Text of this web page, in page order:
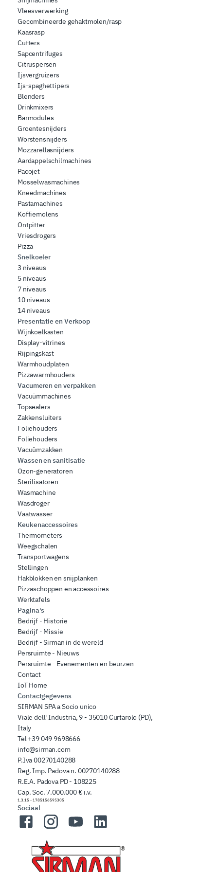
Vleesverwerking
Gecombineerde gehaktmolen/rasp
Kaasrasp
Cutters
Sapcentrifuges
Citruspersen
Ijsvergruizers
Ijs-spaghettipers
Blenders
Drinkmixers
Barmodules
Groentesnijders
Worstensnijders
Mozzarellasnijders
Aardappelschilmachines
Pacojet
Mosselwasmachines
Kneedmachines
Pastamachines
Koffiemolens
Ontpitter
Vriesdrogers
Pizza
Snelkoeler
3 niveaus
5 niveaus
7 niveaus
10 niveaus
14 niveaus
Presentatie en Verkoop
Wijnkoelkasten
Display-vitrines
Rijpingskast
Warmhoudplaten
Pizzawarmhouders
Vacumeren en verpakken
Vacuümmachines
Topsealers
Zakkensluiters
Foliehouders
Foliehouders
Vacuümzakken
Wassen en sanitisatie
Ozon-generatoren
Sterilisatoren
Wasmachine
Wasdroger
Vaatwasser
Keukenaccessoires
Thermometers
Weegschalen
Transportwagens
Stellingen
Hakblokken en snijplanken
Pizzaschoppen en accessoires
Werktafels
Pagina's
Bedrijf - Historie
Bedrijf - Missie
Bedrijf - Sirman in de wereld
Persruimte - Nieuws
Persruimte - Evenementen en beurzen
Contact
IoT Home
Contactgegevens
SIRMAN SPA a Socio unico
Viale dell' Industria, 9 - 35010 Curtarolo (PD),
Italy
Tel+39 049 9698666
info@sirman.com
P.Iva 00270140288
Reg. Imp. Padova n. 00270140288
R.E.A. Padova PD - 108225
Cap. Soc. 7.000.000 € i.v.
1.3.15 - 1785156595305
Sociaal
FacebookInstagramYouTubeLinkedIn